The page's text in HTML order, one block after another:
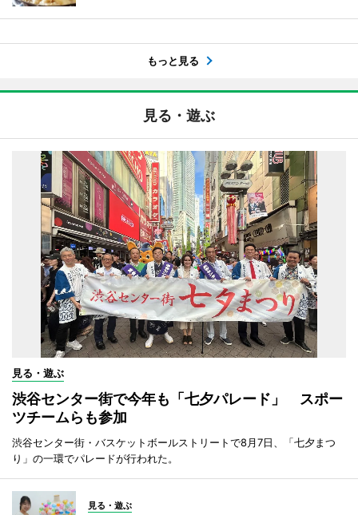
もっと見る
見る・遊ぶ
見る・遊ぶ
渋谷センター街で今年も「七夕パレード」 スポー
ツチームらも参加
渋谷センター街・バスケットボールストリートで8月7日、「七夕まつ
り」の一環でパレードが行われた。
見る・遊ぶ